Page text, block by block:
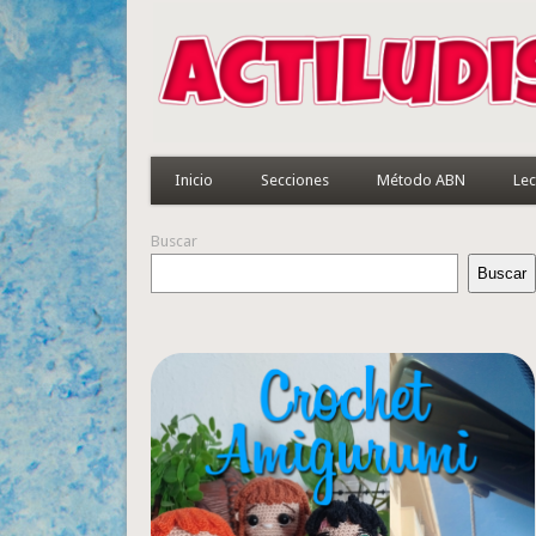
Inicio Secciones Método ABN
Buscar
Buscar